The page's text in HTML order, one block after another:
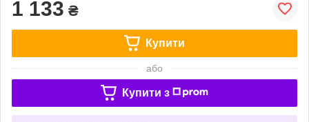
1 133 ₴
Купити
або
Купити з